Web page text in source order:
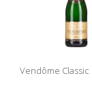
Vendôme Classic